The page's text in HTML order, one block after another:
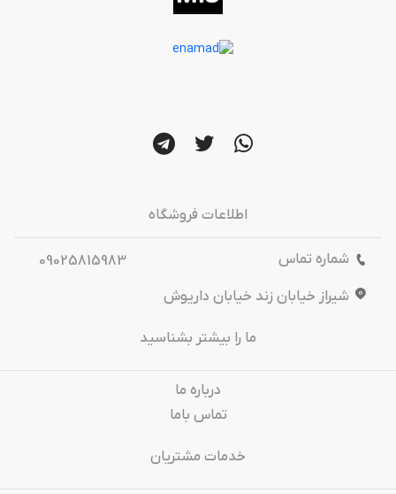
اطلاعات فروشگاه
شماره تماس
09025815983
شیراز خیابان زند خیابان داریوش
ما را بیشتر بشناسید
درباره‌ ما
تماس باما
خدمات مشتریان